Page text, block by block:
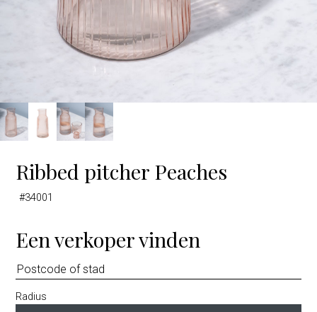
Ribbed pitcher Peaches
#34001
Een verkoper vinden
Radius